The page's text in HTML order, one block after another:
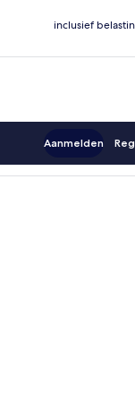
beoordelingeninclusief
Aanmelden